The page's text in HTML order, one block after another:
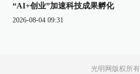
“AI+创业”加速科技成果孵化
2026-08-04 09:31
光明网版权所有